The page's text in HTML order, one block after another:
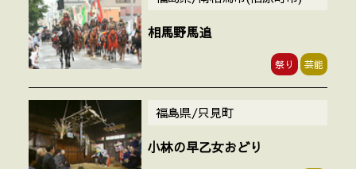
相馬野馬追
祭り 芸能
福島県/只見町
小林の早乙女おどり